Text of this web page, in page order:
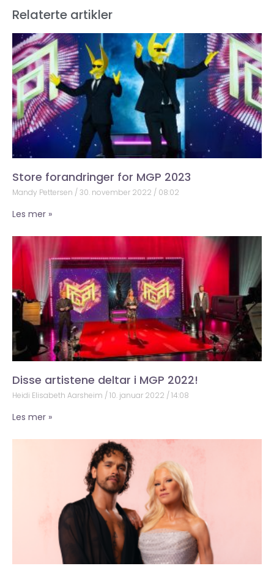
Relaterte artikler
Store forandringer for MGP 2023
Mandy Pettersen 30. november 2022 08:02
Les mer »
Disse artistene deltar i MGP 2022!
Heidi Elisabeth Aarsheim 10. januar 2022 14:08
Les mer »